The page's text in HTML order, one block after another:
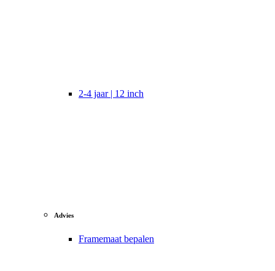
2-4 jaar | 12 inch
Advies
Framemaat bepalen